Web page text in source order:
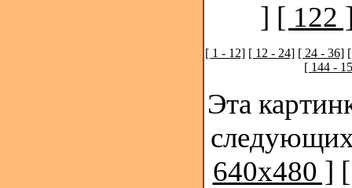
] [ 122
[ 1 - 12] [ 12 - 24] [ 24 - 36]
[ 144 -
Эта
640x480 ]